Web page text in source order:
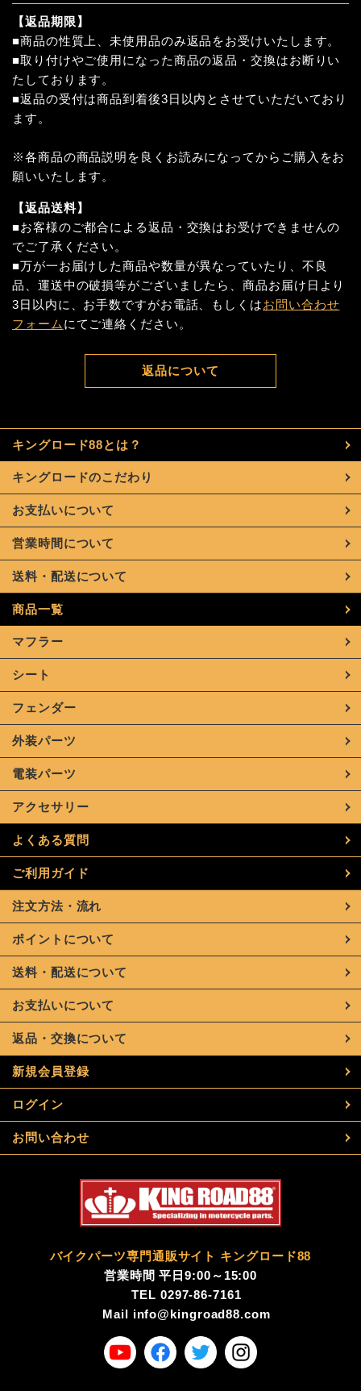
【返品期限】
■商品の性質上、未使用品のみ返品をお受けいたします。
■取り付けやご使用になった商品の返品・交換はお断りい
たしております。
■返品の受付は商品到着後3日以内とさせていただいており
ます。
※各商品の商品説明を良くお読みになってからご購入をお
願いいたします。
【返品送料】
■お客様のご都合による返品・交換はお受けできませんの
でご了承ください。
■万が一お届けした商品や数量が異なっていたり、不良
品、運送中の破損等がございましたら、商品お届け日より
3日以内に、お手数ですがお電話、もしくはお問い合わせ
フォーム にてご連絡ください。
返品について
キングロード88とは？
キングロードのこだわり
お支払いについて
営業時間について
送料・配送について
商品一覧
マフラー
シート
フェンダー
外装パーツ
電装パーツ
アクセサリー
よくある質問
ご利用ガイド
注文方法・流れ
ポイントについて
送料・配送について
お支払いについて
返品・交換について
新規会員登録
ログイン
お問い合わせ
バイクパーツ専門通販サイト キングロード88
営業時間 平日9:00～15:00
TEL 0297-86-7161
Mail info@kingroad88.com